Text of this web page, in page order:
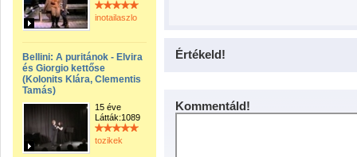
inotailaszlo
Bellini: A puritánok - Elvira
és Giorgio kettőse
(Kolonits Klára, Clementis
Tamás)
15 éve
Látták:1089
tozikek
Értékeld!
Kommentáld!